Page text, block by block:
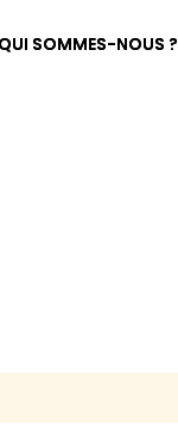
QUI SOMMES-NOUS ?